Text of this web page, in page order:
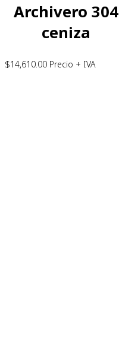
Archivero 304
ceniza
$14,610.00 Precio + IVA